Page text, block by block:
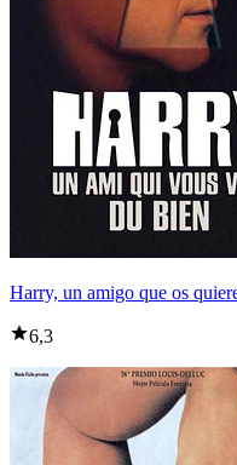
Harry, un amigo que os
6,3